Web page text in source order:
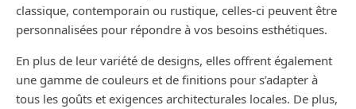
classique, contemporain ou rustique, celles-ci peuvent être
personnalisées pour répondre à vos besoins esthétiques.
En plus de leur variété de designs, elles offrent également
une gamme de couleurs et de finitions pour s’adapter à
tous les goûts et exigences architecturales locales. De plus,